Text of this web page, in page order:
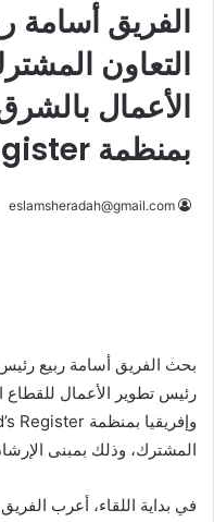
الفريق أسامة
التعاون
الأعمال
بمنظمة Lloyd’s Register
eslamsheradah@gmail.com
بحث الفريق أسامة ربيع
رئيس تطوير الأعمال
المشترك، وذلك بمبنى
في بداية اللقاء، أعرب